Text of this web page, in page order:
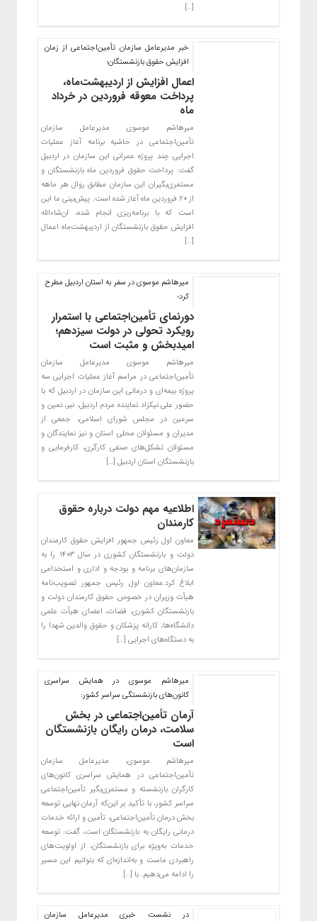
[…]
خبر مدیرعامل سازمان تأمین‌اجتماعی از زمان
افزایش حقوق بازنشستگان؛
اعمال افزایش از اردیبهشت‌ماه،
پرداخت معوقه فروردین در خرداد
ماه
میرهاشم موسوی مدیرعامل سازمان
تأمین‌اجتماعی در حاشیه برنامه آغاز عملیات
اجرایی چند پروژه عمرانی این سازمان در اردبیل
گفت: پرداخت حقوق فروردین ماه بازنشستگان و
مستمری‌بگیران این سازمان مطابق روال هر ماهه
از ۲۰ فروردین ماه آغاز شده است. پیش‌بینی ما این
است که با برنامه‌ریزی انجام شده، ان‌شاءالله
افزایش حقوق بازنشستگان از اردیبهشت‌ماه اعمال
[…]
میرهاشم موسوی در سفر به استان اردبیل مطرح
کرد؛
دورنمای تأمین‌اجتماعی با استمرار
رویکرد تحولی در دولت سیزدهم؛
امیدبخش و مثبت است
میرهاشم موسوی مدیرعامل سازمان
تأمین‌اجتماعی در مراسم آغاز عملیات اجرایی سه
پروژه بیمه‌ای و درمانی این سازمان در اردبیل که با
حضور علی نیکزاد نماینده مردم اردبیل، نیر، نمین و
سرعین در مجلس شورای اسلامی، جمعی از
مدیران و مسئولان محلی استان و نیز نمایندگان و
مسئولان تشکل‌های صنفی کارگری، کارفرمایی و
بازنشستگان استان اردبیل […]
اطلاعیه مهم دولت درباره حقوق
کارمندان
معاون اول رئیس جمهور افزایش حقوق کارمندان
دولت و بازنشستگان کشوری در سال ۱۴۰۳ را به
سازمان‌های برنامه و بودجه و اداری و استخدامی
ابلاغ کرد.معاون اول رئیس جمهور تصویب‌نامه
هیأت وزیران در خصوص حقوق کارمندان دولت و
بازنشستگان کشوری، قضات، اعضای هیأت علمی
دانشگاه‌ها، کارانه پزشکان و حقوق والدین شهدا را
به دستگاه‌های اجرایی […]
میرهاشم موسوی در همایش سراسری
کانون‌های بازنشستگی سراسر کشور:
آرمان تأمین‌اجتماعی در بخش
سلامت، درمان رایگان بازنشستگان
است
میرهاشم موسوی، مدیرعامل سازمان
تأمین‌اجتماعی در همایش سراسری کانون‌های
کارگران بازنشسته و مستمری‌بگیر تأمین‌اجتماعی
سراسر کشور، با تأکید بر این‌که آرمان نهایی توسعه
بخش درمان تأمین‌اجتماعی، تأمین و ارائه خدمات
درمانی رایگان به بازنشستگان است، گفت: توسعه
خدمات به‌ویژه برای بازنشستگان، از اولویت‌های
راهبردی ماست و به‌اندازه‌ای که بتوانیم این مسیر
را ادامه می‌دهیم. با […]
در نشست خبری مدیرعامل سازمان